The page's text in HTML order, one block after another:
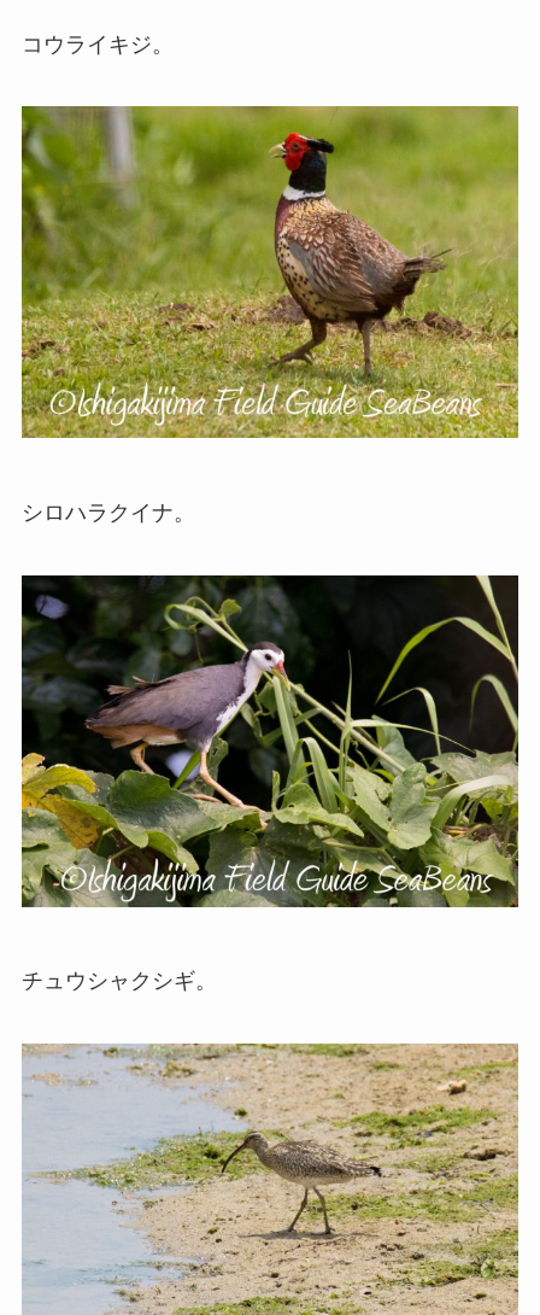
コウライキジ。
シロハラクイナ。
チュウシャクシギ。